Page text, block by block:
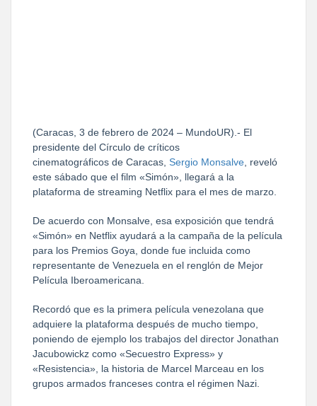
(Caracas, 3 de febrero de 2024 – MundoUR).- El
presidente del Círculo de críticos
cinematográficos de Caracas, Sergio Monsalve, reveló
este sábado que el film «Simón», llegará a la
plataforma de streaming Netflix para el mes de marzo.
De acuerdo con Monsalve, esa exposición que tendrá
«Simón» en Netflix ayudará a la campaña de la película
para los Premios Goya, donde fue incluida como
representante de Venezuela en el renglón de Mejor
Película Iberoamericana.
Recordó que es la primera película venezolana que
adquiere la plataforma después de mucho tiempo,
poniendo de ejemplo los trabajos del director Jonathan
Jacubowickz como «Secuestro Express» y
«Resistencia», la historia de Marcel Marceau en los
grupos armados franceses contra el régimen Nazi.